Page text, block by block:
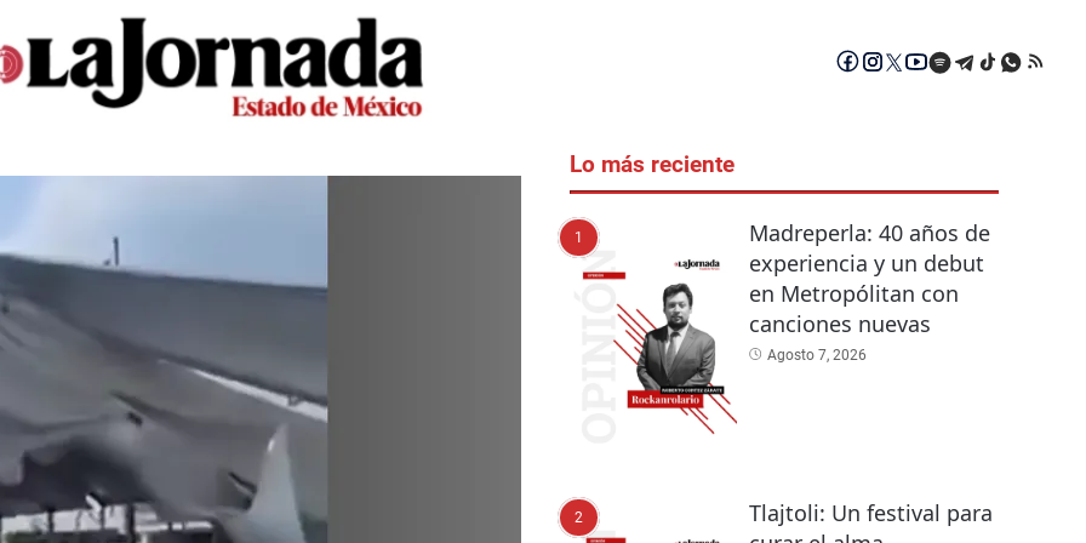
Lo más reciente
1
Madreperla: 40 años de
experiencia y un debut
en Metropólitan con
canciones nuevas
Agosto 7, 2026
2
Tlajtoli: Un festival para